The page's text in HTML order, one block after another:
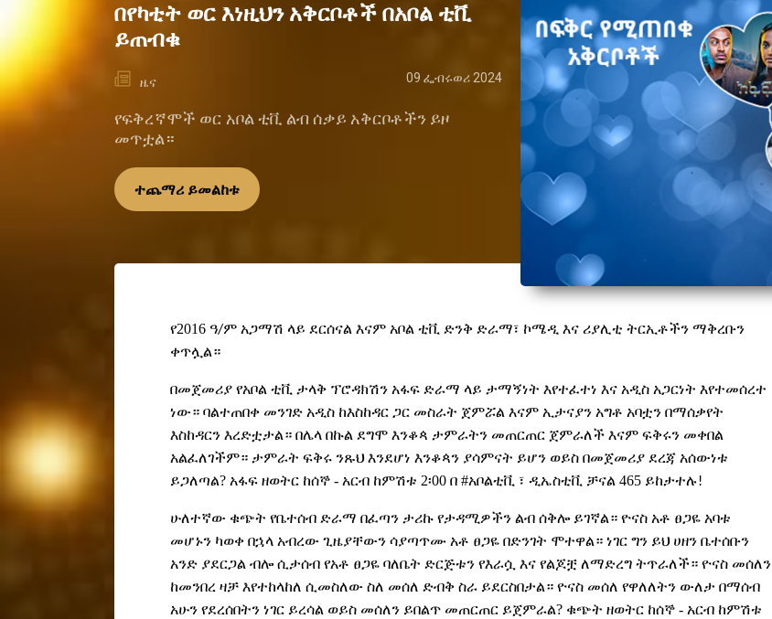
በየካቲት ወር እነዚህን አቅርቦቶች በአቦል ቲቪ
ይጠብቁ
ዜና 09 ፌብሩወሪ 2024
የፍቅረኛሞች ወር አቦል ቲቪ ልብ ሰቃይ አቅርቦቶችን ይዞ
መጥቷል።
ተጨማሪ ይመልከቱ
የ2016 ዓ/ም አጋማሽ ላይ ደርሰናል እናም አቦል ቲቪ ድንቅ ድራማ፣ ኮሜዲ እና ሪያሊቲ ትርኢቶችን ማቅረቡን
ቀጥሏል።
በመጀመሪያ የአቦል ቲቪ ታላቅ ፕሮዳክሽን አፋፍ ድራማ ላይ ታማኝነት እየተፈተነ እና አዲስ አጋርነት እየተመሰረተ
ነው። ባልተጠበቀ መንገድ አዲስ ከእስከዳር ጋር መስራት ጀምሯል እናም ኢታናያን አግቶ አባቷን በማሰቃየት
እስከዳርን እረድቷታል። በሌላ በኩል ደግሞ እንቆጳ ታምራትን መጠርጠር ጀምራለች እናም ፍቅሩን መቀበል
አልፈለገችም። ታምራት ፍቅሩ ንጹህ እንደሆነ እንቆጳን ያሳምናት ይሆን ወይስ በመጀመሪያ ደረጃ አሰውነቱ
ይጋለጣል? አፋፍ ዘወትር ከሰኞ - አርብ ከምሽቱ 2፡00 በ #አቦልቲቪ ፣ ዲኤስቲቪ ቻናል 465 ይከታተሉ!
ሁለተኛው ቁጭት የቤተሰብ ድራማ በፈጣን ታሪኩ የታዳሚዎችን ልብ ሰቅሎ ይገኛል። ዮናስ አቶ ፀጋዬ አባቱ
መሆኑን ካወቀ በኋላ አብረው ጊዜያቸውን ሳያጣጥሙ አቶ ፀጋዬ በድንገት ሞተዋል። ነገር ግን ይህ ሀዘን ቤተሰቡን
አንድ ያደርጋል ብሎ ሲታሰብ የአቶ ፀጋዬ ባለቤት ድርጅቱን የእራሷ እና የልጆቿ ለማድረግ ትጥራለች። ዮናስ መሰለን
ከመንበረ ዛቻ እየተከላከለ ሲመስለው ስለ መሰለ ድብቅ ስራ ይደርስበታል። ዮናስ መሰለ የዋለለትን ውለታ በማሰብ
አሁን የደረሰበትን ነገር ይረሳል ወይስ መሰለን ይበልጥ መጠርጠር ይጀምራል? ቁጭት ዘወትር ከሰኞ - አርብ ከምሽቱ